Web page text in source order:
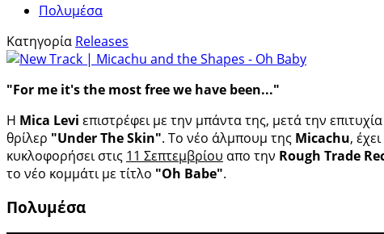
Πολυμέσα
Κατηγορία Releases
"For me it's the most free we have been..."
Η Mica Levi επιστρέφει με την μπάντα της, μετά την
θρίλερ "Under The Skin". Το νέο άλμπουμ της Micachu,
κυκλοφορήσει στις 11 Σεπτεμβρίου απο την Rough Trade
το νέο κομμάτι με τίτλο "Oh Babe".
Πολυμέσα